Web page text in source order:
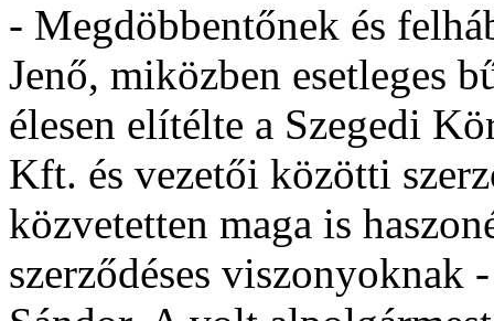
- Megdöbbentőnek és
Jenő, miközben esetleges
élesen elítélte a Szegedi
Kft. és vezetői közötti
közvetetten maga is
szerződéses